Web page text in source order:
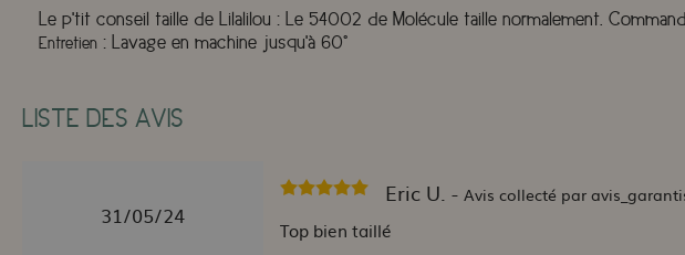
Le p'tit conseil taille de Lilalilou : Le 54002 de Molécule taille normalement.
Entretien : Lavage en machine jusqu'à 60°
LISTE DES AVIS
31/05/24
Eric U. - Avis collecté par
Top bien taillé